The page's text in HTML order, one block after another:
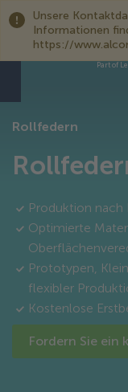
Unsere
Informationen
https://
Part of
Rollfedern
Produktion nach
Optimierte
Prototypen,
flexibler
Kostenlose
Fordern Sie ein